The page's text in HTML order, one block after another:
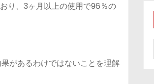
り、3ヶ月以上の使用で96％の
があるわけではないことを理解